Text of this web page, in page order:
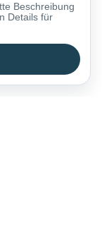
Beschreibung
Details für